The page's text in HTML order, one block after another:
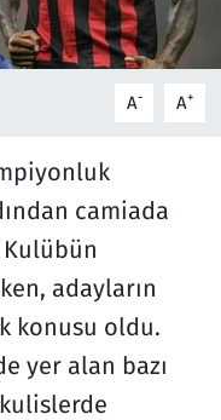
A- A+
camiada
adayların
konusu oldu.
yer alan bazı